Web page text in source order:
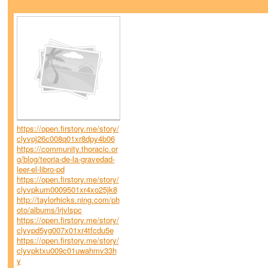
https://open.firstory.me/story/
clyvpj26c008q01xr8dpy4b06
https://community.thoracic.or
g/blog/teoria-de-la-gravedad-
leer-el-libro-pd
https://open.firstory.me/story/
clyvpkum0009501xr4xo25jk8
http://taylorhicks.ning.com/ph
oto/albums/lrjvlspc
https://open.firstory.me/story/
clyvpd5yg007x01xr4tfcdu5e
https://open.firstory.me/story/
clyvpktxu009c01uwahmv33h
y